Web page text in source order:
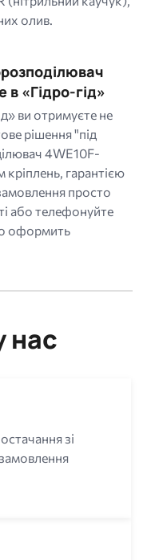
олив.
в «Гідро-гід»
ви отримуєте не
рішення "під
4WE10F-
гарантією
просто
або телефонуйте
оформить
нас
зі